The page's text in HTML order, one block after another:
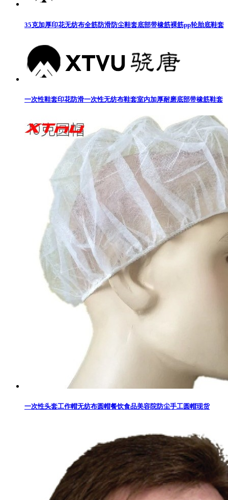
35克加厚印花无纺布全筋防滑防尘鞋套底部带橡筋裸筋pp轮胎底鞋套
一次性鞋套印花防滑一次性无纺布鞋套室内加厚耐磨底部带橡筋鞋套
一次性头套工作帽无纺布圆帽餐饮食品美容院防尘手工圆帽现货